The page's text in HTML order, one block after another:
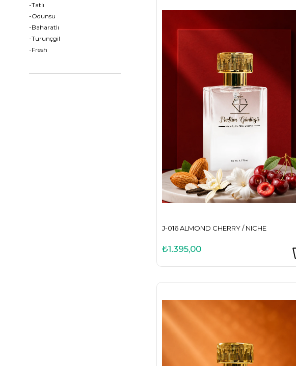
-Tatlı
-Odunsu
-Baharatlı
-Turunçgil
-Fresh
J-016 ALMOND CHERRY / NICHE
₺1.395,00